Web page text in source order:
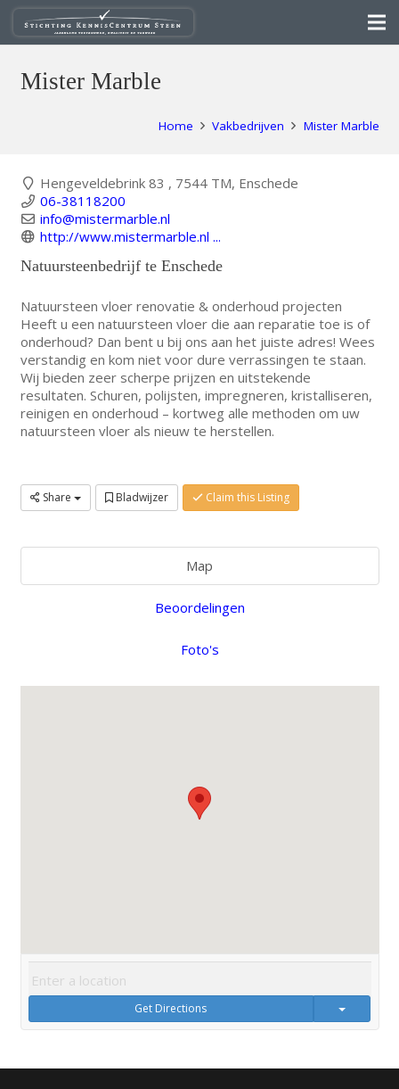
Mister Marble
Home Vakbedrijven Mister Marble
Hengeveldebrink 83 , 7544 TM, Enschede
06-38118200
info@mistermarble.nl
http://www.mistermarble.nl ...
Natuursteenbedrijf te Enschede
Natuursteen vloer renovatie & onderhoud projecten
Heeft u een natuursteen vloer die aan reparatie toe is of
onderhoud? Dan bent u bij ons aan het juiste adres! Wees
verstandig en kom niet voor dure verrassingen te staan.
Wij bieden zeer scherpe prijzen en uitstekende
resultaten. Schuren, polijsten, impregneren, kristalliseren,
reinigen en onderhoud – kortweg alle methoden om uw
natuursteen vloer als nieuw te herstellen.
Share Bladwijzer Claim this Listing
Map
Beoordelingen
Foto's
Get Directions